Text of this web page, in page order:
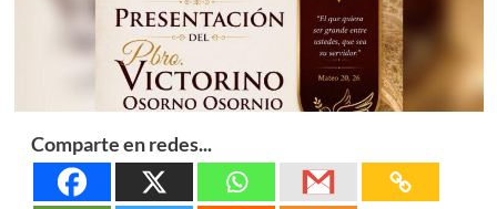
Comparte en redes...